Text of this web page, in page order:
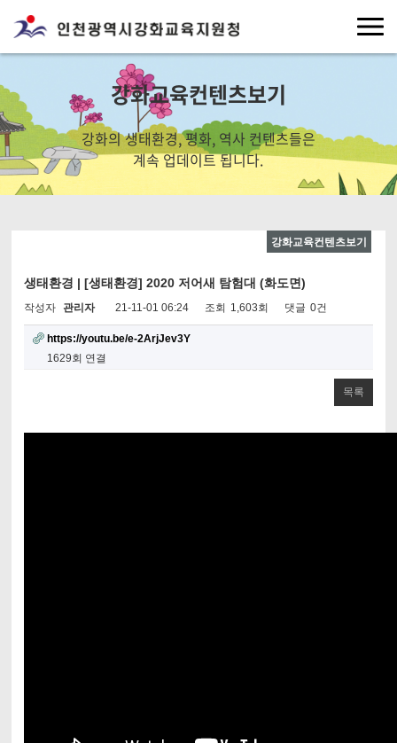
강화교육컨텐츠보기
강화의 생태환경, 평화, 역사 컨텐츠들은
계속 업데이트 됩니다.
강화교육컨텐츠보기
생태환경 | [생태환경] 2020 저어새 탐험대 (화도면)
작성자 관리자 21-11-01 06:24 조회 1,603회 댓글 0건
https://youtu.be/e-2ArjJev3Y
1629회 연결
목록